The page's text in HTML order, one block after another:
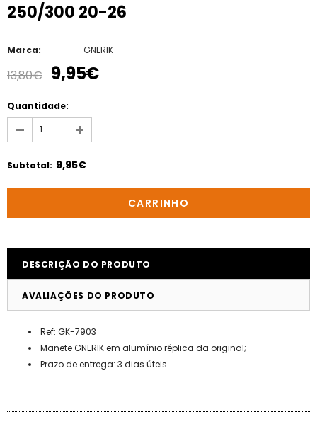
250/300 20-26
Marca: GNERIK
13,80€ 9,95€
Quantidade:
Subtotal: 9,95€
DESCRIÇÃO DO PRODUTO
AVALIAÇÕES DO PRODUTO
Ref: GK-7903
Manete GNERIK em alumínio réplica da original;
Prazo de entrega: 3 dias úteis